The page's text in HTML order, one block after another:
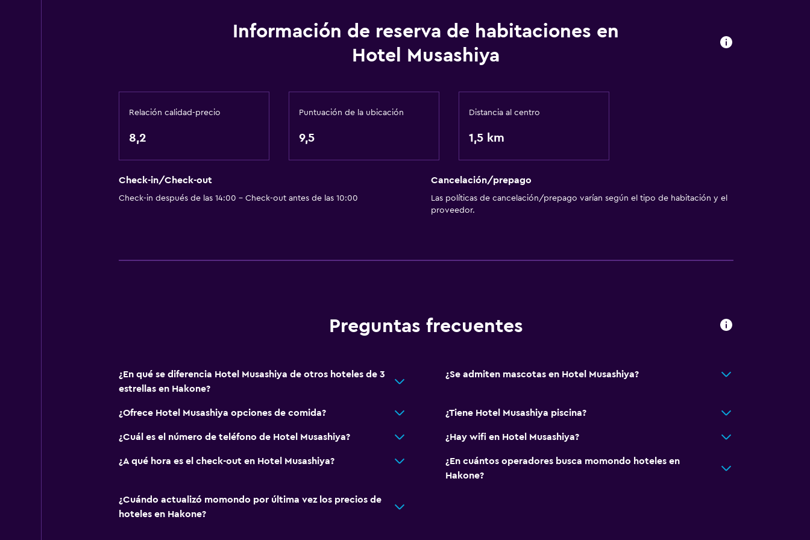
Información de reserva de habitaciones en
Hotel Musashiya
Relación calidad-precio
8,2
Puntuación de la ubicación
9,5
Distancia al centro
1,5 km
Check-in/Check-out
Check-in después de las 14:00 - Check-out antes de las 10:00
Cancelación/prepago
Las políticas de cancelación/prepago varían según el tipo de habitación y el
proveedor.
Preguntas frecuentes
¿En qué se diferencia Hotel Musashiya de otros hoteles de 3
estrellas en Hakone?
¿Se admiten mascotas en Hotel Musashiya?
¿Ofrece Hotel Musashiya opciones de comida? ¿Tiene Hotel Musashiya piscina?
¿Cuál es el número de teléfono de Hotel Musashiya? ¿Hay wifi en Hotel Musashiya?
¿A qué hora es el check-out en Hotel Musashiya?
¿En cuántos operadores busca momondo hoteles en
Hakone?
¿Cuándo actualizó momondo por última vez los precios de
hoteles en Hakone?